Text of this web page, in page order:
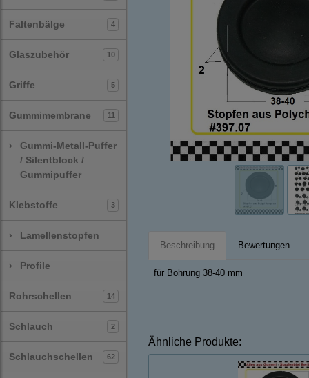
Faltenbälge 4
Glaszubehör 10
Griffe 5
Gummimembrane 11
›
Gummi-Metall-Puffer
/ Silentblock /
Gummipuffer
Klebstoffe 3
› Lamellenstopfen
› Profile
Rohrschellen 14
Schlauch 2
Schlauchschellen 62
Beschreibung Bewertungen
für Bohrung 38-40 mm
Ähnliche Produkte: